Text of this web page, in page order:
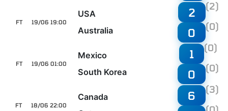
19/06 19:00
FT
USA
Australia
2 (2)
0 (0)
19/06 01:00
FT
Mexico
South Korea
1 (0)
0 (0)
18/06 22:00
FT
Canada
6 (3)